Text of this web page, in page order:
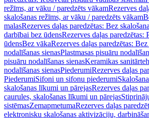
režīms, ar vāku / paredzēts vākamRezerves
skalošanas režīms, ar vāku / paredzēts vākam
malasRezerves daļas paredzētas: Bez
darbībai bez ūdensRezerves daļas paredzētas:
ūdensBez vākaRezerves daļas paredzētas:
nodalīšanas sienasPlastmasas pisuāru
pisuāru nodalīšanas sienasKeramikas
nodalīšanas sienasPiederumiRezerves daļas
PiederumiSifoni un sifonu piederumi
skalošanas līkumi un pārejasRezerves daļas
caurules, skalošanas līkumi un pārejas
sistēmasZemapmetumaRezerves daļas
elektronisku skalošanas aktivizāciju,